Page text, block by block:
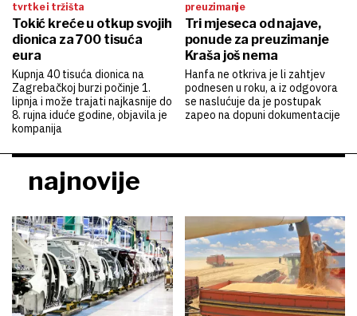
tvrtke i tržišta
Tokić kreće u otkup svojih
dionica za 700 tisuća
eura
Kupnja 40 tisuća dionica na
Zagrebačkoj burzi počinje 1.
lipnja i može trajati najkasnije do
8. rujna iduće godine, objavila je
kompanija
preuzimanje
Tri mjeseca od najave,
ponude za preuzimanje
Kraša još nema
Hanfa ne otkriva je li zahtjev
podnesen u roku, a iz odgovora
se naslućuje da je postupak
zapeo na dopuni dokumentacije
najnovije